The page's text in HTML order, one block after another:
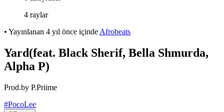
4 raylar
• Yayınlanan 4 yıl önce içinde Afrobeats
Yard(feat. Black Sherif, Bella Shmurda,
Alpha P)
Prod.by P.Priime
#PocoLee